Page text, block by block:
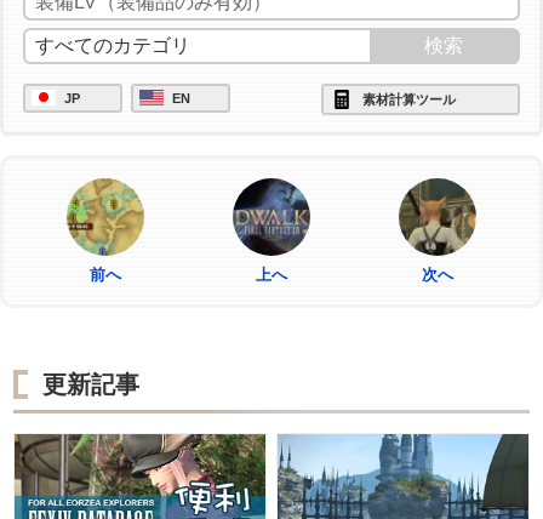
JP EN 素材計算ツール
前へ 上へ 次へ
更新記事